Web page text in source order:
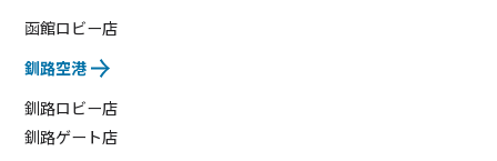
函館ロビー店
釧路空港
釧路ロビー店
釧路ゲート店